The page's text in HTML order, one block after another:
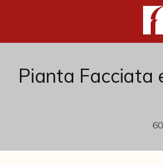
Pianta Facciata